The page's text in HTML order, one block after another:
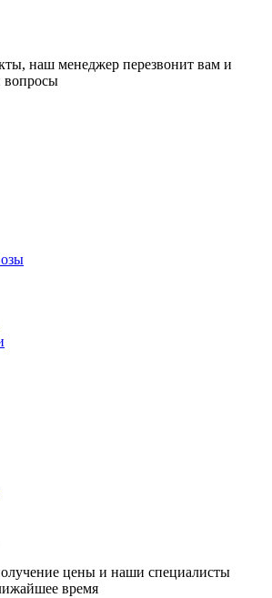
наш менеджер перезвонит вам и
вопросы
цены и наши специалисты
время